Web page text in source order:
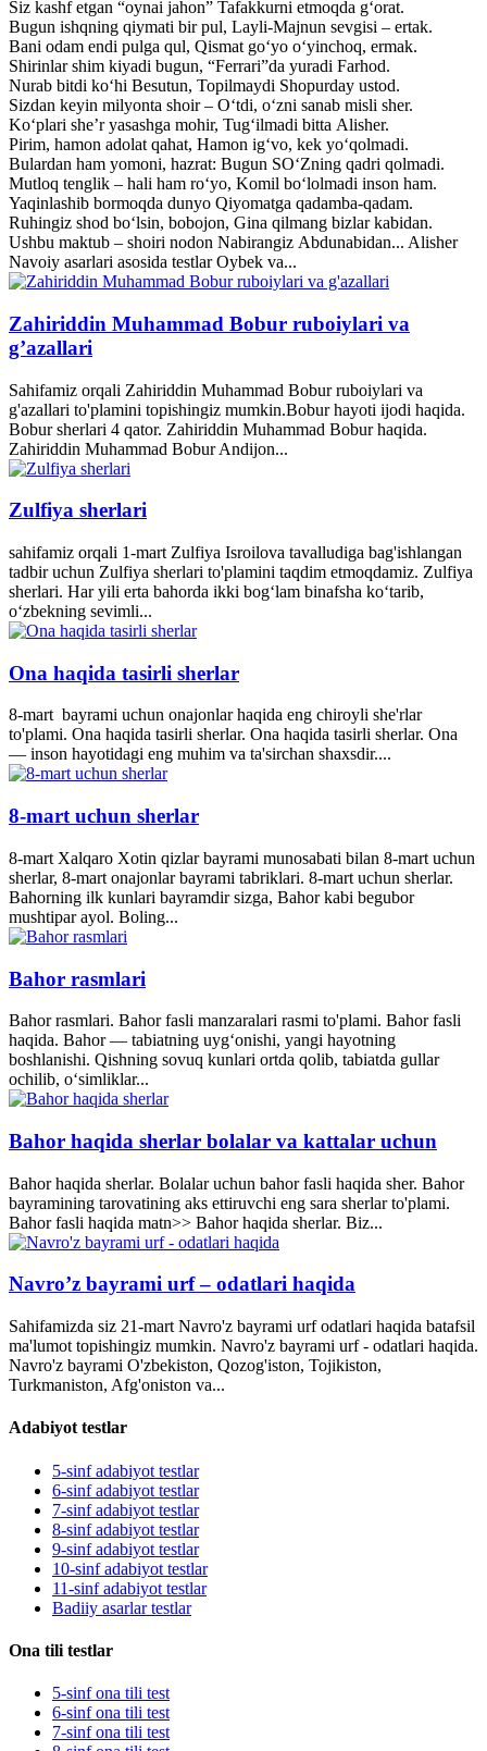
Siz kashf etgan “oynai jahon” Tafakkurni etmoqda g‘orat.
Bugun ishqning qiymati bir pul, Layli-Majnun sevgisi – ertak.
Bani odam endi pulga qul, Qismat go‘yo o‘yinchoq, ermak.
Shirinlar shim kiyadi bugun, “Ferrari”da yuradi Farhod.
Nurab bitdi ko‘hi Besutun, Topilmaydi Shopurday ustod.
Sizdan keyin milyonta shoir – O‘tdi, o‘zni sanab misli sher.
Ko‘plari she’r yasashga mohir, Tug‘ilmadi bitta Alisher.
Pirim, hamon adolat qahat, Hamon ig‘vo, kek yo‘qolmadi.
Bulardan ham yomoni, hazrat: Bugun SO‘Zning qadri qolmadi.
Mutloq tenglik – hali ham ro‘yo, Komil bo‘lolmadi inson ham.
Yaqinlashib bormoqda dunyo Qiyomatga qadamba-qadam.
Ruhingiz shod bo‘lsin, bobojon, Gina qilmang bizlar kabidan.
Ushbu maktub – shoiri nodon Nabirangiz Abdunabidan... Alisher
Navoiy asarlari asosida testlar Oybek va...
Zahiriddin Muhammad Bobur ruboiylari va
g’azallari
Sahifamiz orqali Zahiriddin Muhammad Bobur ruboiylari va
g'azallari to'plamini topishingiz mumkin.Bobur hayoti ijodi haqida.
Bobur sherlari 4 qator. Zahiriddin Muhammad Bobur haqida.
Zahiriddin Muhammad Bobur Andijon...
Zulfiya sherlari
sahifamiz orqali 1-mart Zulfiya Isroilova tavalludiga bag'ishlangan
tadbir uchun Zulfiya sherlari to'plamini taqdim etmoqdamiz. Zulfiya
sherlari. Har yili erta bahorda ikki bogʻlam binafsha koʻtarib,
oʻzbekning sevimli...
Ona haqida tasirli sherlar
8-mart bayrami uchun onajonlar haqida eng chiroyli she'rlar
to'plami. Ona haqida tasirli sherlar. Ona haqida tasirli sherlar. Ona
— inson hayotidagi eng muhim va ta'sirchan shaxsdir....
8-mart uchun sherlar
8-mart Xalqaro Xotin qizlar bayrami munosabati bilan 8-mart uchun
sherlar, 8-mart onajonlar bayrami tabriklari. 8-mart uchun sherlar.
Bahorning ilk kunlari bayramdir sizga, Bahor kabi begubor
mushtipar ayol. Boling...
Bahor rasmlari
Bahor rasmlari. Bahor fasli manzaralari rasmi to'plami. Bahor fasli
haqida. Bahor — tabiatning uyg‘onishi, yangi hayotning
boshlanishi. Qishning sovuq kunlari ortda qolib, tabiatda gullar
ochilib, o‘simliklar...
Bahor haqida sherlar bolalar va kattalar uchun
Bahor haqida sherlar. Bolalar uchun bahor fasli haqida sher. Bahor
bayramining tarovatining aks ettiruvchi eng sara sherlar to'plami.
Bahor fasli haqida matn>> Bahor haqida sherlar. Biz...
Navro’z bayrami urf – odatlari haqida
Sahifamizda siz 21-mart Navro'z bayrami urf odatlari haqida batafsil
ma'lumot topishingiz mumkin. Navro'z bayrami urf - odatlari haqida.
Navro'z bayrami O'zbekiston, Qozog'iston, Tojikiston,
Turkmaniston, Afg'oniston va...
Adabiyot testlar
5-sinf adabiyot testlar
6-sinf adabiyot testlar
7-sinf adabiyot testlar
8-sinf adabiyot testlar
9-sinf adabiyot testlar
10-sinf adabiyot testlar
11-sinf adabiyot testlar
Badiiy asarlar testlar
Ona tili testlar
5-sinf ona tili test
6-sinf ona tili test
7-sinf ona tili test